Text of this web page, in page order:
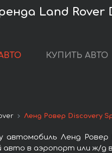
Land Rover
КУПИТЬ АВТО
Ленд Ровер Discovery
автомобиль Ленд
в аэропорт или ж/д